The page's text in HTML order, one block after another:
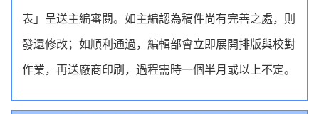
表」呈送主編審閱。如主編認為稿件尚有完善之處，則
發還修改；如順利通過，編輯部會立即展開排版與校對
作業，再送廠商印刷，過程需時一個半月或以上不定。